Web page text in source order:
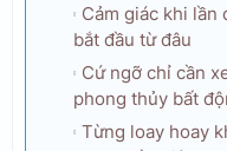
Cảm giác khi lần
bắt đầu từ đâu
Cứ ngỡ chỉ cần
phong thủy bất
Từng loay hoay